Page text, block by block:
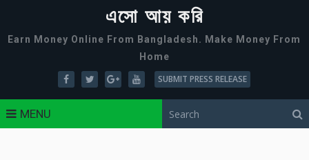
এসো আয় করি
Earn Money Online From Bangladesh. Make Money From
Home
SUBMIT PRESS RELEASE
MENU